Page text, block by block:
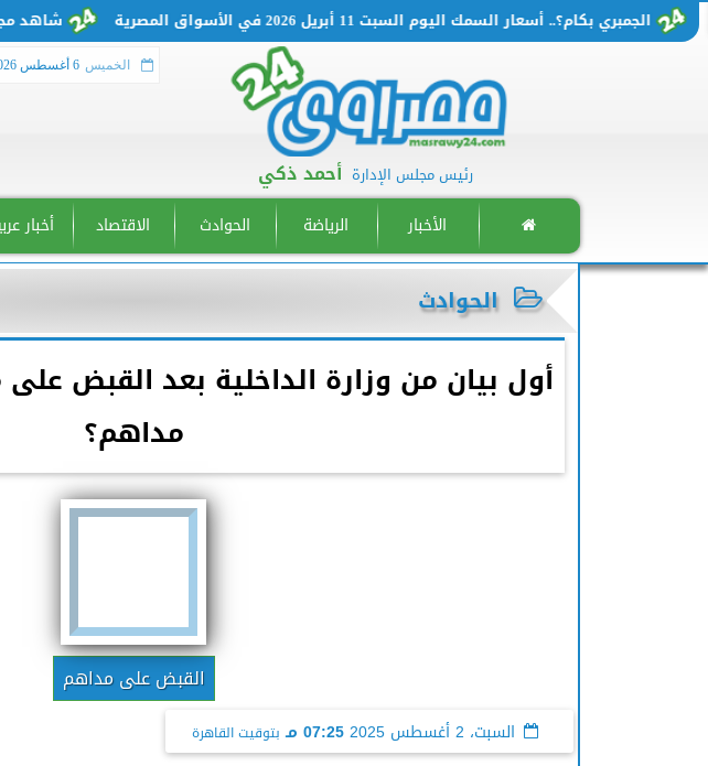
شاهد مجانًا الجمبري بكام؟.. أسعار السمك اليوم السبت 11 أبريل 2026 في الأسواق المصرية
رئيس مجلس الإدارة أحمد ذكي
الخميس 6 أغسطس 2026
الأخبار الرياضة الحوادث الاقتصاد أخبار
الحوادث
أول بيان من وزارة الداخلية بعد القبض
مداهم؟
القبض على مداهم
السبت، 2 أغسطس 2025 07:25 مـ بتوقيت القاهرة